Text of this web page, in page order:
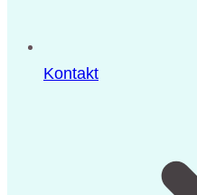
Kontakt